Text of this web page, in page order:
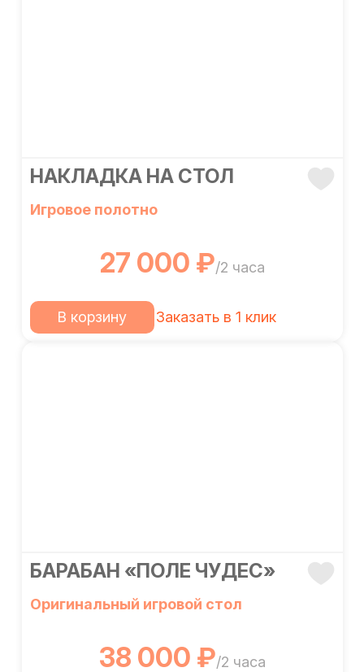
НАКЛАДКА НА СТОЛ
Игровое полотно
27 000 ₽/2 часа
В корзину Заказать в 1 клик
БАРАБАН «ПОЛЕ ЧУДЕС»
Оригинальный игровой стол
38 000 ₽/2 часа